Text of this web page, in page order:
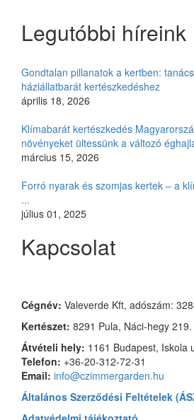
Legutóbbi híreink
Gondtalan pillanatok a kertben:
háziállatbarát kertészkedéshez
április 18, 2026
Klímabarát kertészkedés
növényeket ültessünk a változó
március 15, 2026
Forró nyarak és szomjas kertek – a
...
július 01, 2025
Kapcsolat
Cégnév: Valeverde Kft, adószám:
Kertészet: 8291 Pula, Náci-hegy 219.
Átvételi hely: 1161 Budapest, Iskola
Telefon: +36-20-312-72-31
Email: info@czimmergarden.hu
Általános Szerződési Feltételek